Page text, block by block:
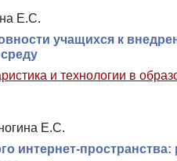
Е.С.
учащихся к
и технологии в
Е.С.
интернет-